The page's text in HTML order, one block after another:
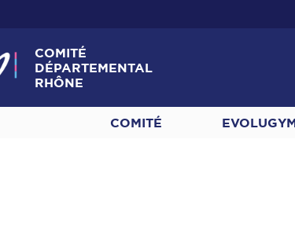
COMITÉ
DÉPARTEMENTAL
RHÔNE
COMITÉ